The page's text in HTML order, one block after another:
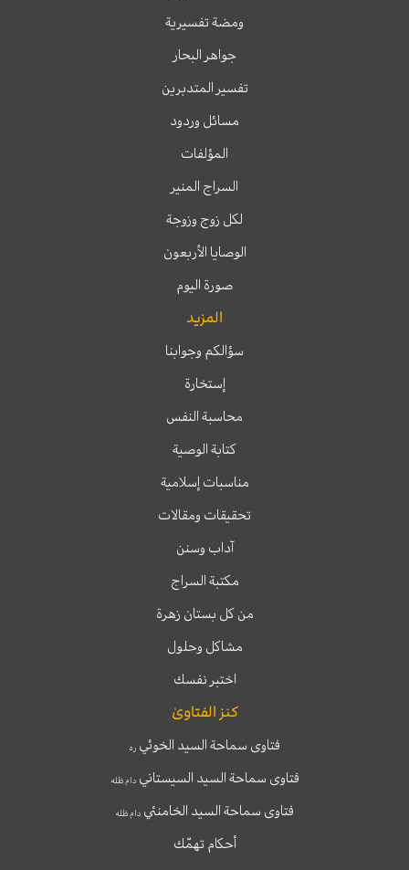
ومضة تفسيرية
جواهر البحار
تفسير المتدبرين
مسائل وردود
المؤلفات
السراج المنير
لكل زوج وزوجة
الوصايا الأربعون
صورة اليوم
المزيد
سؤالكم وجوابنا
إستخارة
محاسبة النفس
كتابة الوصية
مناسبات إسلامية
تحقيقات ومقالات
آداب وسنن
مكتبة السراج
من كل بستان زهرة
مشاكل وحلول
اختبر نفسك
كنز الفتاوىٰ
فتاوى سماحة السيد الخوئيره
فتاوى سماحة السيد السيستانيدام ظله
فتاوى سماحة السيد الخامنئي دام ظله
أحكام تهمّك